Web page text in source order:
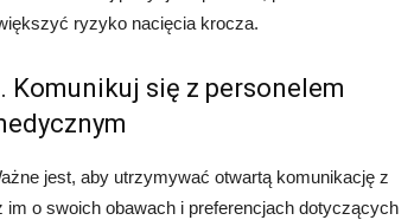
ryzyko nacięcia krocza.
Komunikuj się z personelem
jest, aby utrzymywać otwartą komunikację z
o swoich obawach i preferencjach dotyczących